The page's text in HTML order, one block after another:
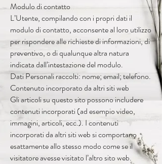
Modulo di contatto
L’Utente, compilando con i propri dati il
modulo di contatto, acconsente al loro utilizzo
per rispondere alle richieste di informazioni, di
preventivo, o di qualunque altra natura
indicata dall’intestazione del modulo.
Dati Personali raccolti: nome; email; telefono.
Contenuto incorporato da altri siti web
Gli articoli su questo sito possono includere
contenuti incorporati (ad esempio video,
immagini, articoli, ecc.). I contenuti
incorporati da altri siti web si comportano
esattamente allo stesso modo come se il
visitatore avesse visitato l’altro sito web.